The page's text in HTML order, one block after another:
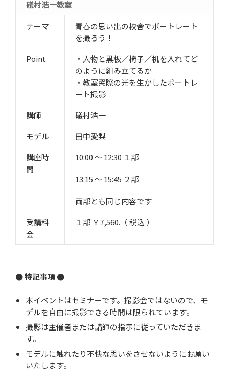
礒村浩一教室
テーマ
青春の思い出の校舎でポートレート
を撮ろう！
Point
・人物と黒板／椅子／机を入れてど
のように組み立てるか
・教室窓際の光を生かしたポートレ
ート撮影
講師
礒村浩一
モデル
田中愛梨
講座時
間
10:00 ～ 12:30 １部
13:15 ～ 15:45 ２部
両部とも同じ内容です
受講料
金
１部 ￥7,560.（ 税込 ）
● 特記事項 ●
本イベントはセミナーです。撮影会ではないので、モ
デルを自由に撮影できる時間は限られています。
撮影は主催者または講師の指示に従っていただきま
す。
モデルに触れたり不快な思いをさせないようにお願い
いたします。